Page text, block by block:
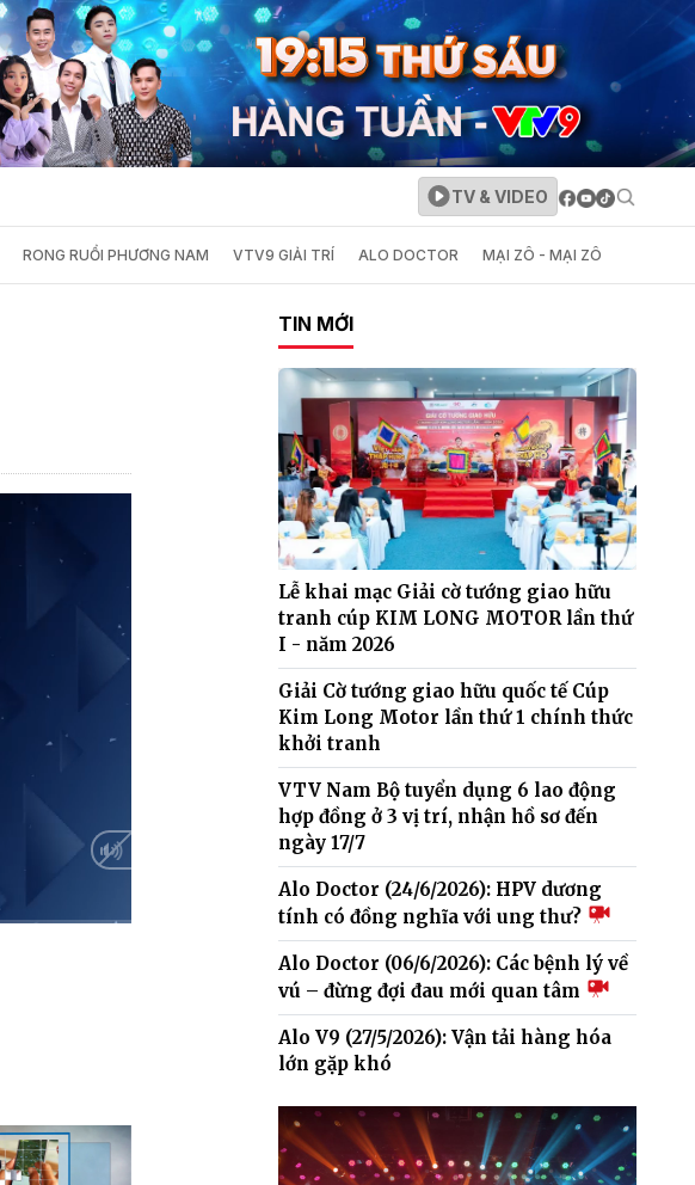
TV & VIDEO
RONG RUỔI PHƯƠNG NAM VTV9 GIẢI TRÍ ALO DOCTOR MẠI ZÔ - MẠI ZÔ
TIN MỚI
Lễ khai mạc Giải cờ tướng giao hữu
tranh cúp KIM LONG MOTOR lần thứ
I - năm 2026
Giải Cờ tướng giao hữu quốc tế Cúp
Kim Long Motor lần thứ 1 chính thức
khởi tranh
VTV Nam Bộ tuyển dụng 6 lao động
hợp đồng ở 3 vị trí, nhận hồ sơ đến
ngày 17/7
Alo Doctor (24/6/2026): HPV dương
tính có đồng nghĩa với ung thư?
Alo Doctor (06/6/2026): Các bệnh lý về
vú – đừng đợi đau mới quan tâm
Alo V9 (27/5/2026): Vận tải hàng hóa
lớn gặp khó